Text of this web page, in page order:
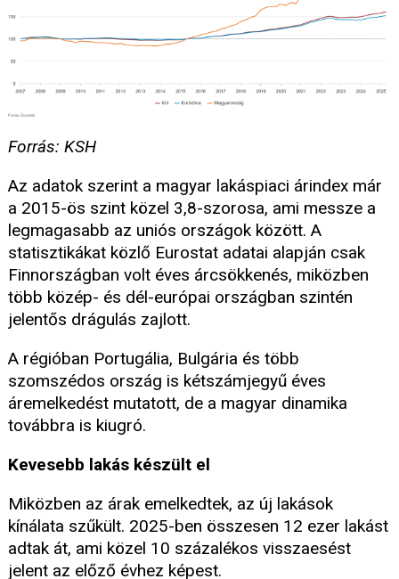
Forrás: KSH
Az adatok szerint a magyar lakáspiaci árindex már
a 2015-ös szint közel 3,8-szorosa, ami messze a
legmagasabb az uniós országok között. A
statisztikákat közlő Eurostat adatai alapján csak
Finnországban volt éves árcsökkenés, miközben
több közép- és dél-európai országban szintén
jelentős drágulás zajlott.
A régióban Portugália, Bulgária és több
szomszédos ország is kétszámjegyű éves
áremelkedést mutatott, de a magyar dinamika
továbbra is kiugró.
Kevesebb lakás készült el
Miközben az árak emelkedtek, az új lakások
kínálata szűkült. 2025-ben összesen 12 ezer lakást
adtak át, ami közel 10 százalékos visszaesést
jelent az előző évhez képest.